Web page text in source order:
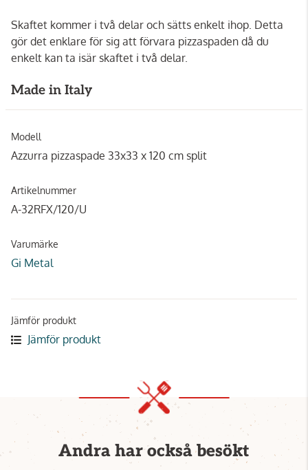
Skaftet kommer i två delar och sätts enkelt ihop. Detta
gör det enklare för sig att förvara pizzaspaden då du
enkelt kan ta isär skaftet i två delar.
Made in Italy
Modell
Azzurra pizzaspade 33x33 x 120 cm split
Artikelnummer
A-32RFX/120/U
Varumärke
Gi Metal
Jämför produkt
Jämför produkt
Andra har också besökt